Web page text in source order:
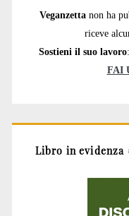
Veganzetta non ha
riceve
Sostieni il suo lavoro
FAI
Libro in evidenza